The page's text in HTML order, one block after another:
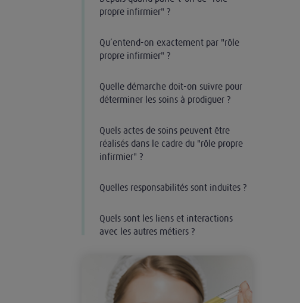
propre infirmier" ?
Qu’entend-on exactement par "rôle
propre infirmier" ?
Quelle démarche doit-on suivre pour
déterminer les soins à prodiguer ?
Quels actes de soins peuvent être
réalisés dans le cadre du "rôle propre
infirmier" ?
Quelles responsabilités sont induites ?
Quels sont les liens et interactions
avec les autres métiers ?
Les compétences de l'infirmier